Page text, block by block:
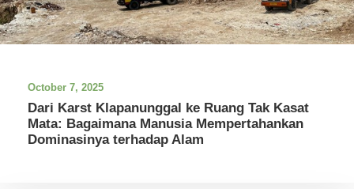
October 7, 2025
Dari Karst Klapanunggal ke Ruang Tak Kasat
Mata: Bagaimana Manusia Mempertahankan
Dominasinya terhadap Alam